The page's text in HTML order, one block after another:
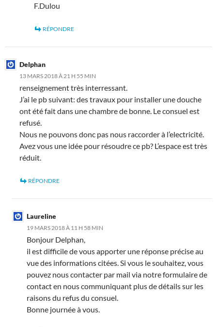
F.Dulou
RÉPONDRE
Delphan
13 MARS 2018 À 21 H 55 MIN
renseignement très interressant.
J’ai le pb suivant: des travaux pour installer une douche
ont été fait dans une chambre de bonne. Le consuel est
refusé.
Nous ne pouvons donc pas nous raccorder à l’electricité.
Avez vous une idée pour résoudre ce pb? L’espace est très
réduit.
RÉPONDRE
Laureline
19 MARS 2018 À 11 H 58 MIN
Bonjour Delphan,
il est difficile de vous apporter une réponse précise au
vue des informations citées. Si vous le souhaitez, vous
pouvez nous contacter par mail via notre formulaire de
contact en nous communiquant plus de détails sur les
raisons du refus du consuel.
Bonne journée à vous.